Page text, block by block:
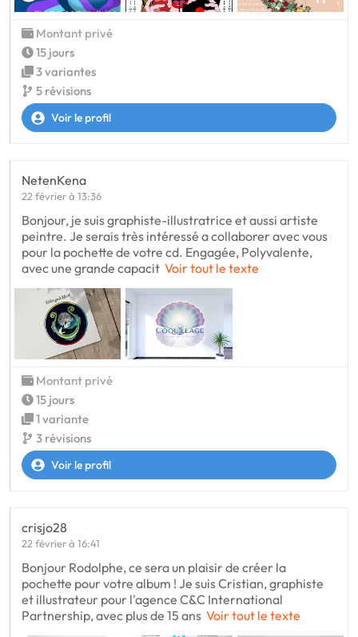
Montant privé
15 jours
3 variantes
5 révisions
Voir le profil
NetenKena
22 février à 13:36
Bonjour, je suis graphiste-illustratrice et aussi artiste
peintre. Je serais très intéressé a collaborer avec vous
pour la pochette de votre cd. Engagée, Polyvalente,
avec une grande capacit Voir tout le texte
Montant privé
15 jours
1 variante
3 révisions
Voir le profil
crisjo28
22 février à 16:41
Bonjour Rodolphe, ce sera un plaisir de créer la
pochette pour votre album ! Je suis Cristian, graphiste
et illustrateur pour l'agence C&C International
Partnership, avec plus de 15 ans Voir tout le texte